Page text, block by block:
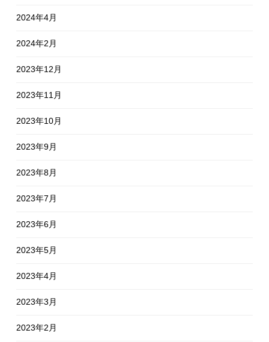
2024年4月
2024年2月
2023年12月
2023年11月
2023年10月
2023年9月
2023年8月
2023年7月
2023年6月
2023年5月
2023年4月
2023年3月
2023年2月